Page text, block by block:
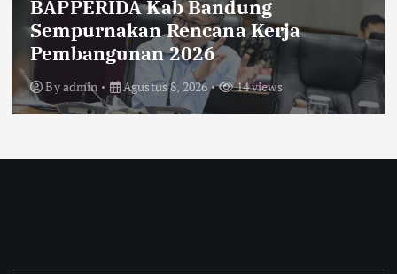
Satresnarkoba Polres Cimahi dan
Yayasan Ultra Jadi Korban Narasi
Sepihak
Byadmin Agustus 8, 2026 14 views